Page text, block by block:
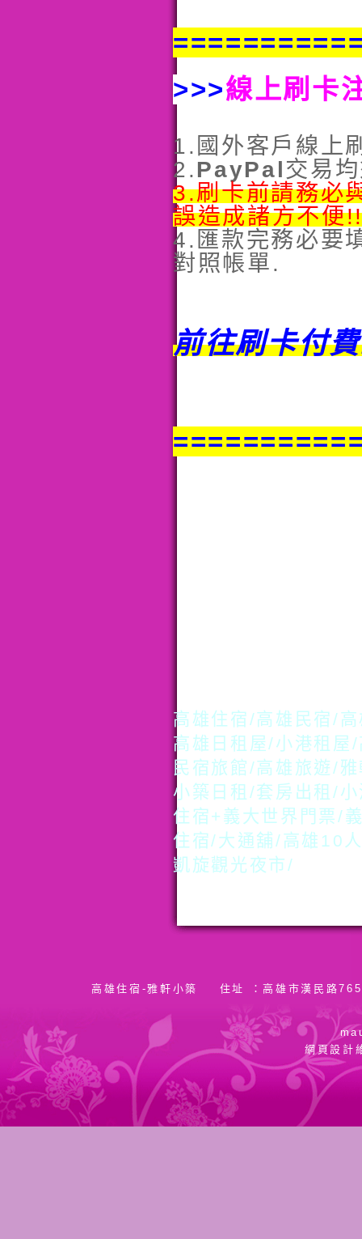
>>>線上刷卡
1.國外客戶線上
2.PayPal交易
3.刷卡前請務必
誤造成諸方不便
4. 匯款完務必要
對照帳單.
前往刷卡付
高雄住宿/高雄民宿/
高雄日租屋/小港租屋 /
民宿旅館/高雄旅遊/
小築日租 /套房出租/
住宿+ 義大世界門票/
住宿/大通舖/高雄 10
凱旋觀光夜市/
高雄住宿-雅軒小築 住址 ：高雄市漢民路765
網頁設計